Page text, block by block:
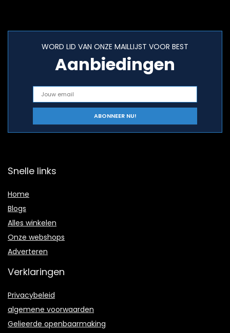
WORD LID VAN ONZE MAILLIJST VOOR BEST
Aanbiedingen
Snelle links
Home
Blogs
Alles winkelen
Onze webshops
Adverteren
Verklaringen
Privacybeleid
algemene voorwaarden
Gelieerde openbaarmaking